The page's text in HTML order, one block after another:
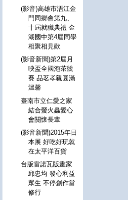
(影音)高雄市浯江金
門同鄉會第九、
十屆就職典禮 金
湖國中第4屆同學
相聚相見歡
(影音新聞)第2屆月
映盃全國泡茶競
賽 品茗孝親圓滿
溫馨
臺南市立仁愛之家
結合螢火蟲愛心
會關懷長輩
(影音新聞)2015年日
本展 好吃好玩就
在太平洋百貨
台版雷諾瓦版畫家
邱忠均 發心利益
眾生 不停創作當
修行